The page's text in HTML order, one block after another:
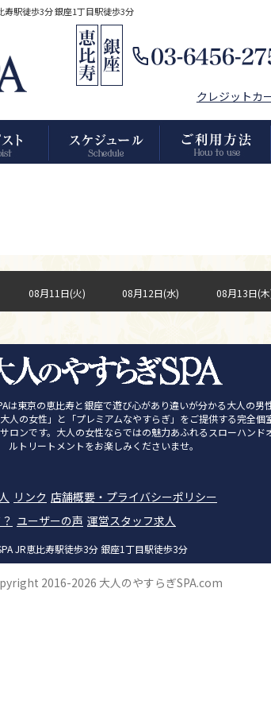
寿駅徒歩3分 銀座1丁目駅徒歩3分
クレジットカ
08月11日(火) 08月12日(水) 08月13日(
は東京の恵比寿と銀座で遊び心があり違いが分かる大人の男
人の女性」と「プレミアムなやすらぎ」をご提供する完全個
ロンです。大人の女性ならではの魅力あふれるスローハンド
ルトリートメントをお楽しみくださいませ。
リンク 店舗概要・プライバシーポリシー
ユーザーの声 運営スタッフ求人
JR恵比寿駅徒歩3分 銀座1丁目駅徒歩3分
2016-2026 大人のやすらぎSPA.com